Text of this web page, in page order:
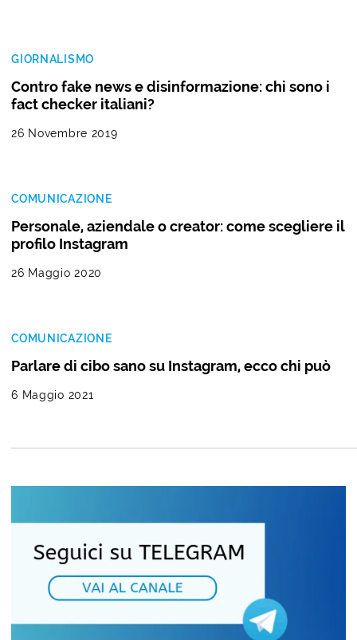
GIORNALISMO
Contro fake news e disinformazione: chi sono i
fact checker italiani?
26 Novembre 2019
COMUNICAZIONE
Personale, aziendale o creator: come scegliere il
profilo Instagram
26 Maggio 2020
COMUNICAZIONE
Parlare di cibo sano su Instagram, ecco chi può
6 Maggio 2021